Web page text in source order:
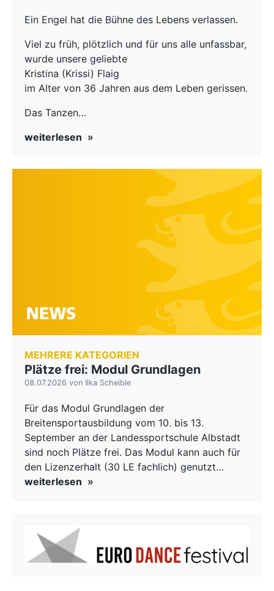
Ein Engel hat die Bühne des Lebens verlassen.
Viel zu früh, plötzlich und für uns alle unfassbar,
wurde unsere geliebte
Kristina (Krissi) Flaig
im Alter von 36 Jahren aus dem Leben gerissen.
Das Tanzen…
weiterlesen
MEHRERE KATEGORIEN
Plätze frei: Modul Grundlagen
08.07.2026 von Ilka Scheible
Für das Modul Grundlagen der
Breitensportausbildung vom 10. bis 13.
September an der Landessportschule Albstadt
sind noch Plätze frei. Das Modul kann auch für
den Lizenzerhalt (30 LE fachlich) genutzt…
weiterlesen